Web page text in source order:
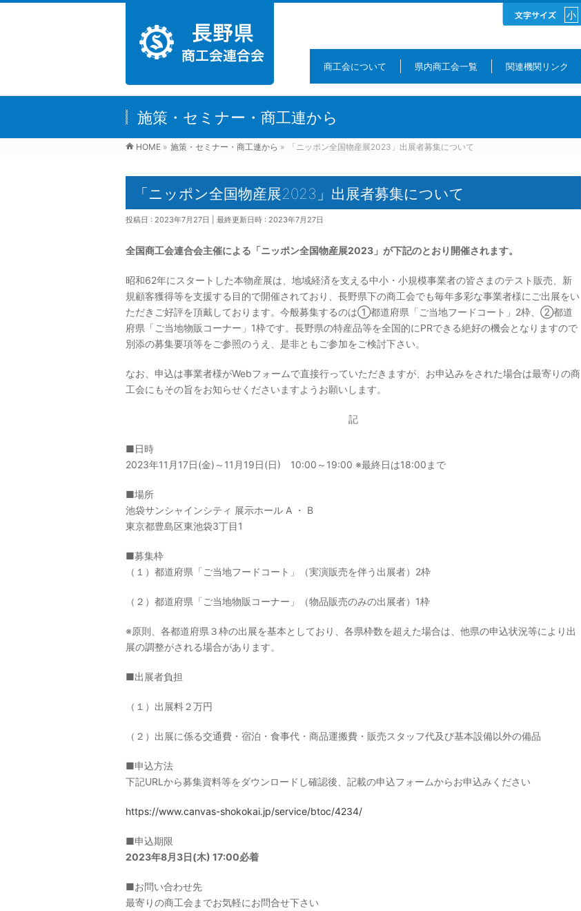
小
商工会について 県内商工会一覧 関連機関リンク
施策・セミナー・商工連から
HOME » 施策・セミナー・商工連から » 「ニッポン全国物産展2023」出展者募集について
「ニッポン全国物産展2023」出展者募集について
投稿日 : 2023年7月27日 最終更新日時 : 2023年7月27日
全国商工会連合会主催による「ニッポン全国物産展2023」が下記のとおり開催されます。
昭和62年にスタートした本物産展は、地域経済を支える中小・小規模事業者の皆さまのテスト販売、新
規顧客獲得等を支援する目的で開催されており、長野県下の商工会でも毎年多彩な事業者様にご出展をい
ただきご好評を頂戴しております。今般募集するのは①都道府県「ご当地フードコート」2枠、②都道
府県「ご当地物販コーナー」1枠です。長野県の特産品等を全国的にPRできる絶好の機会となりますので
別添の募集要項等をご参照のうえ、是非ともご参加をご検討下さい。
なお、申込は事業者様がWebフォームで直接行っていただきますが、お申込みをされた場合は最寄りの商
工会にもその旨をお知らせくださいますようお願いします。
記
■日時
2023年11月17日(金)～11月19日(日) 10:00～19:00 ※最終日は18:00まで
■場所
池袋サンシャインシティ 展示ホール A ・ B
東京都豊島区東池袋3丁目1
■募集枠
（１）都道府県「ご当地フードコート」（実演販売を伴う出展者）2枠
（２）都道府県「ご当地物販コーナー」（物品販売のみの出展者）1枠
※原則、各都道府県３枠の出展を基本としており、各県枠数を超えた場合は、他県の申込状況等により出
展の調整がされる場合があります。
■出展者負担
（１）出展料２万円
（２）出展に係る交通費・宿泊・食事代・商品運搬費・販売スタッフ代及び基本設備以外の備品
■申込方法
下記URLから募集資料等をダウンロードし確認後、記載の申込フォームからお申込みください
https://www.canvas-shokokai.jp/service/btoc/4234/
■申込期限
2023年8月3日(木) 17:00必着
■お問い合わせ先
最寄りの商工会までお気軽にお問合せ下さい